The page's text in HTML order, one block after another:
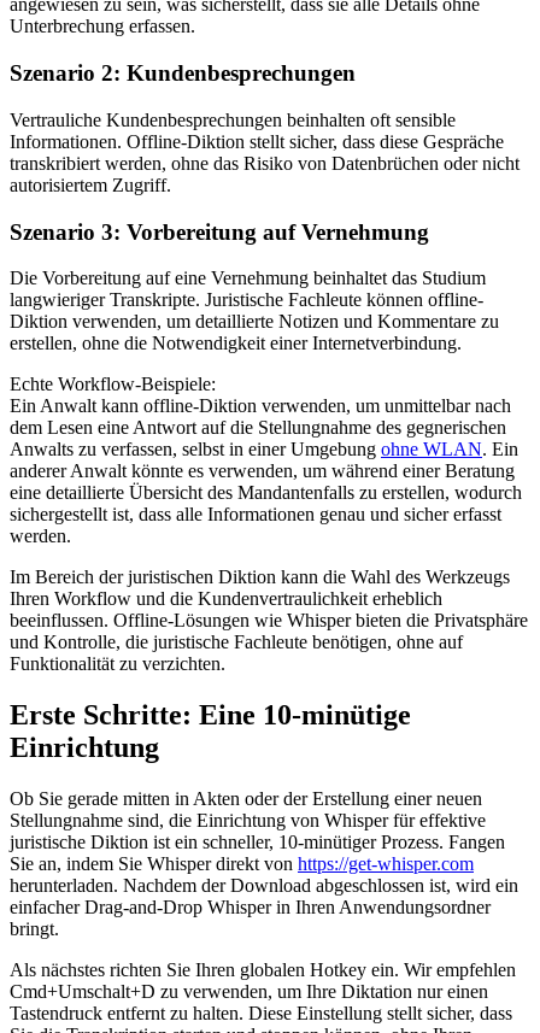
angewiesen zu sein, was sicherstellt, dass sie alle Details ohne
Unterbrechung erfassen.
Szenario 2: Kundenbesprechungen
Vertrauliche Kundenbesprechungen beinhalten oft sensible
Informationen. Offline-Diktion stellt sicher, dass diese Gespräche
transkribiert werden, ohne das Risiko von Datenbrüchen oder nicht
autorisiertem Zugriff.
Szenario 3: Vorbereitung auf Vernehmung
Die Vorbereitung auf eine Vernehmung beinhaltet das Studium
langwieriger Transkripte. Juristische Fachleute können offline-
Diktion verwenden, um detaillierte Notizen und Kommentare zu
erstellen, ohne die Notwendigkeit einer Internetverbindung.
Echte Workflow-Beispiele:
Ein Anwalt kann offline-Diktion verwenden, um unmittelbar nach
dem Lesen eine Antwort auf die Stellungnahme des gegnerischen
Anwalts zu verfassen, selbst in einer Umgebung ohne WLAN. Ein
anderer Anwalt könnte es verwenden, um während einer Beratung
eine detaillierte Übersicht des Mandantenfalls zu erstellen, wodurch
sichergestellt ist, dass alle Informationen genau und sicher erfasst
werden.
Im Bereich der juristischen Diktion kann die Wahl des Werkzeugs
Ihren Workflow und die Kundenvertraulichkeit erheblich
beeinflussen. Offline-Lösungen wie Whisper bieten die Privatsphäre
und Kontrolle, die juristische Fachleute benötigen, ohne auf
Funktionalität zu verzichten.
Erste Schritte: Eine 10-minütige
Einrichtung
Ob Sie gerade mitten in Akten oder der Erstellung einer neuen
Stellungnahme sind, die Einrichtung von Whisper für effektive
juristische Diktion ist ein schneller, 10-minütiger Prozess. Fangen
Sie an, indem Sie Whisper direkt von https://get-whisper.com
herunterladen. Nachdem der Download abgeschlossen ist, wird ein
einfacher Drag-and-Drop Whisper in Ihren Anwendungsordner
bringt.
Als nächstes richten Sie Ihren globalen Hotkey ein. Wir empfehlen
Cmd+Umschalt+D zu verwenden, um Ihre Diktation nur einen
Tastendruck entfernt zu halten. Diese Einstellung stellt sicher, dass